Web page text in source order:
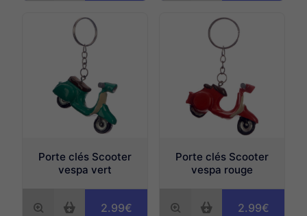
Porte clés Scooter
vespa vert
2.99€
Porte clés Scooter
vespa rouge
2.99€